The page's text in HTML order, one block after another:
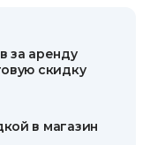
за аренду
скидку
в ​​магазин